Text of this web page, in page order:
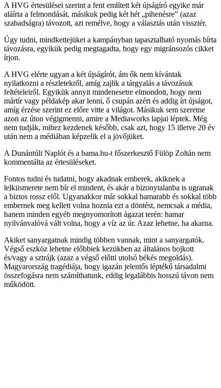
A HVG értesülései szerint a fent említett két újságíró egyike már
aláírta a felmondását, másikuk pedig két hét „pihenésre” (azaz
szabadságra) távozott, azt remélve, hogy a választás után vissztér.
Úgy tudni, mindkettejüket a kampányban tapasztalható nyomás bírta
távozásra, egyikük pedig megtagadta, hogy egy migránsozós cikket
írjon.
A HVG elérte ugyan a két újságírót, ám ők nem kívántak
nyilatkozni a részletekről, amíg zajlik a tárgyalás a távozásuk
feltételeiről. Egyikük annyit mindenesetre elmondott, hogy nem
mártír vagy példakép akar lenni, ő csupán azért és addig írt újságot,
amíg érzése szerint ez előre vitte a világot. Másikuk sem szeretne
azon az úton végigmenni, amire a Mediaworks lapjai léptek. Még
nem tudják, mihez kezdenek később, csak azt, hogy 15 illetve 20 év
után nem a médiában képzelik el a jövőjüket.
A Dunántúli Naplót és a bama.hu-t főszerkesztő Fülöp Zoltán nem
kommentálta az értesüléseket.
Fontos tudni és tudatni, hogy akadnak emberek, akiknek a
lelkiismerete nem bír el mindent, és akár a bizonytalanba is ugranak
a biztos rossz elől. Ugyanakkor már sokkal hamarabb és sokkal több
embernek meg kellett volna hoznia ezt a döntést, nemcsak a média,
hanem minden egyéb megnyomorított ágazat terén: hamar
nyilvánvalóvá vált volna, hogy a víz az úr. Azaz lehetne, ha akarna.
Akiket sanyargatnak mindig többen vannak, mint a sanyargatók.
Végső eszköz lehetne előbbiek kezükben az általános bojkott
és/vagy a sztrájk (azaz a végső előtti utolsó békés megoldás).
Magyarország tragédiája, hogy igazán jelentős léptékű társadalmi
összefogásra nem számíthatunk, eddig legalábbis hosszú távon nem
működött.